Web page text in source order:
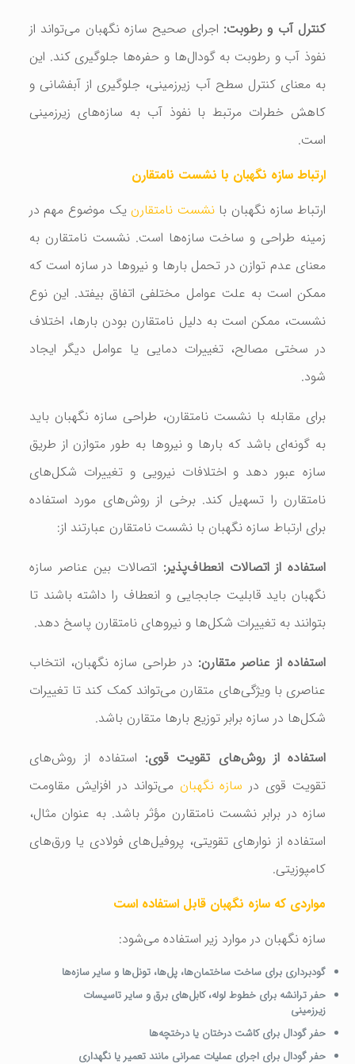
کنترل آب و رطوبت: اجرای صحیح سازه نگهبان می‌تواند از
نفوذ آب و رطوبت به گودال‌ها و حفره‌ها جلوگیری کند. این
به معنای کنترل سطح آب زیرزمینی، جلوگیری از آبفشانی و
کاهش خطرات مرتبط با نفوذ آب به سازه‌های زیرزمینی
است.
ارتباط سازه نگهبان با نشست نامتقارن
ارتباط سازه نگهبان با نشست نامتقارنیک موضوع مهم در
زمینه طراحی و ساخت سازه‌ها است. نشست نامتقارن به
معنای عدم توازن در تحمل بارها و نیروها در سازه است که
ممکن است به علت عوامل مختلفی اتفاق بیفتد. این نوع
نشست، ممکن است به دلیل نامتقارن بودن بارها، اختلاف
در سختی مصالح، تغییرات دمایی یا عوامل دیگر ایجاد
شود.
برای مقابله با نشست نامتقارن، طراحی سازه نگهبان باید
به گونه‌ای باشد که بارها و نیروها به طور متوازن از طریق
سازه عبور دهد و اختلافات نیرویی و تغییرات شکل‌های
نامتقارن را تسهیل کند. برخی از روش‌های مورد استفاده
برای ارتباط سازه نگهبان با نشست نامتقارن عبارتند از:
استفاده از اتصالات انعطاف‌پذیر: اتصالات بین عناصر سازه
نگهبان باید قابلیت جابجایی و انعطاف را داشته باشند تا
بتوانند به تغییرات شکل‌ها و نیروهای نامتقارن پاسخ دهد.
استفاده از عناصر متقارن: در طراحی سازه نگهبان، انتخاب
عناصری با ویژگی‌های متقارن می‌تواند کمک کند تا تغییرات
شکل‌ها در سازه برابر توزیع بارها متقارن باشد.
استفاده از روش‌های تقویت قوی: استفاده از روش‌های
تقویت قوی در سازه نگهبان می‌تواند در افزایش مقاومت
سازه در برابر نشست نامتقارن مؤثر باشد. به عنوان مثال،
استفاده از نوارهای تقویتی، پروفیل‌های فولادی یا ورق‌های
کامپوزیتی.
مواردی که سازه نگهبان قابل استفاده است
سازه نگهبان در موارد زیر استفاده می‌شود:
گودبرداری برای ساخت ساختمان‌ها، پل‌ها، تونل‌ها و سایر سازه‌ها
حفر ترانشه برای خطوط لوله، کابل‌های برق و سایر تاسیسات
زیرزمینی
حفر گودال برای کاشت درختان یا درختچه‌ها
حفر گودال برای اجرای عملیات عمرانی مانند تعمیر یا نگهداری